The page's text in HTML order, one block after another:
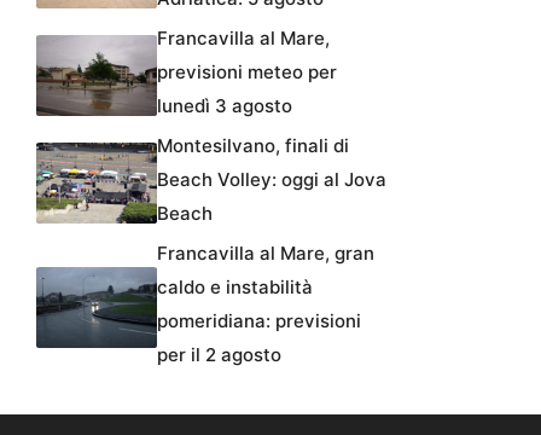
Francavilla al Mare,
previsioni meteo per
lunedì 3 agosto
Montesilvano, finali di
Beach Volley: oggi al Jova
Beach
Francavilla al Mare, gran
caldo e instabilità
pomeridiana: previsioni
per il 2 agosto